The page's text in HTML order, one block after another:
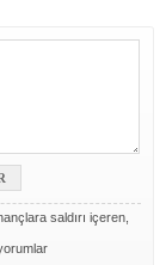
saldırı içeren,